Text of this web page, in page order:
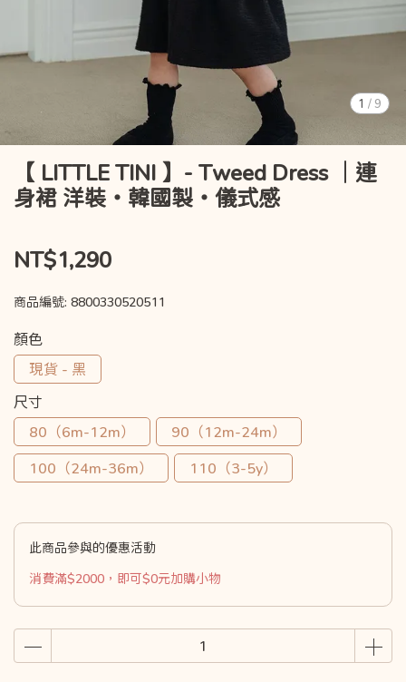
1 / 9
【 LITTLE TINI 】- Tweed Dress ｜連
身裙 洋裝・韓國製・儀式感
NT$1,290
商品編號: 8800330520511
顏色
現貨 - 黑
尺寸
80（6m-12m）
90（12m-24m）
100（24m-36m） 110（3-5y）
此商品參與的優惠活動
消費滿$2000，即可$0元加購小物